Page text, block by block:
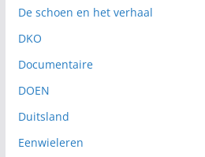
De schoen en het verhaal
DKO
Documentaire
DOEN
Duitsland
Eenwieleren